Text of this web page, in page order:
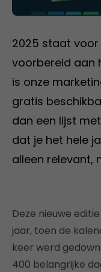
2025 staat
voorbereid aan
is onze
gratis
dan een lijst
dat je het hele
alleen relevant,
Deze nieuwe
jaar, toen de
keer werd
400 belangrijke